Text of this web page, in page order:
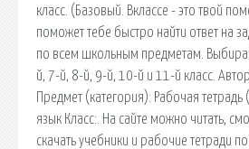
класс. (Базовый. Вклассе - это твой
поможет тебе быстро найти ответ на
по всем школьным предметам.
й, 7-й, 8-й, 9-й, 10-й и 11-й класс.
Предмет (категория): Рабочая тетрадь
язык Класс:. На сайте можно читать,
скачать учебники и рабочие тетради по